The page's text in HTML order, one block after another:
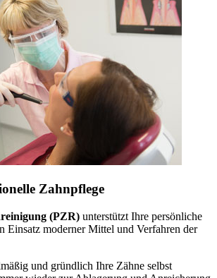
Zahnpflege
(PZR) unterstützt Ihre persönliche
Einsatz moderner Mittel und Verfahren der
und gründlich Ihre Zähne selbst